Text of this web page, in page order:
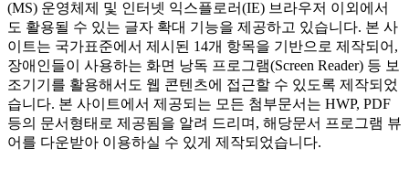
(MS) 운영체제 및 인터넷 익스플로러(IE) 브라우저 이외에서
도 활용될 수 있는 글자 확대 기능을 제공하고 있습니다. 본 사
이트는 국가표준에서 제시된 14개 항목을 기반으로 제작되어,
장애인들이 사용하는 화면 낭독 프로그램(Screen Reader) 등 보
조기기를 활용해서도 웹 콘텐츠에 접근할 수 있도록 제작되었
습니다. 본 사이트에서 제공되는 모든 첨부문서는 HWP, PDF
등의 문서형태로 제공됨을 알려 드리며, 해당문서 프로그램 뷰
어를 다운받아 이용하실 수 있게 제작되었습니다.